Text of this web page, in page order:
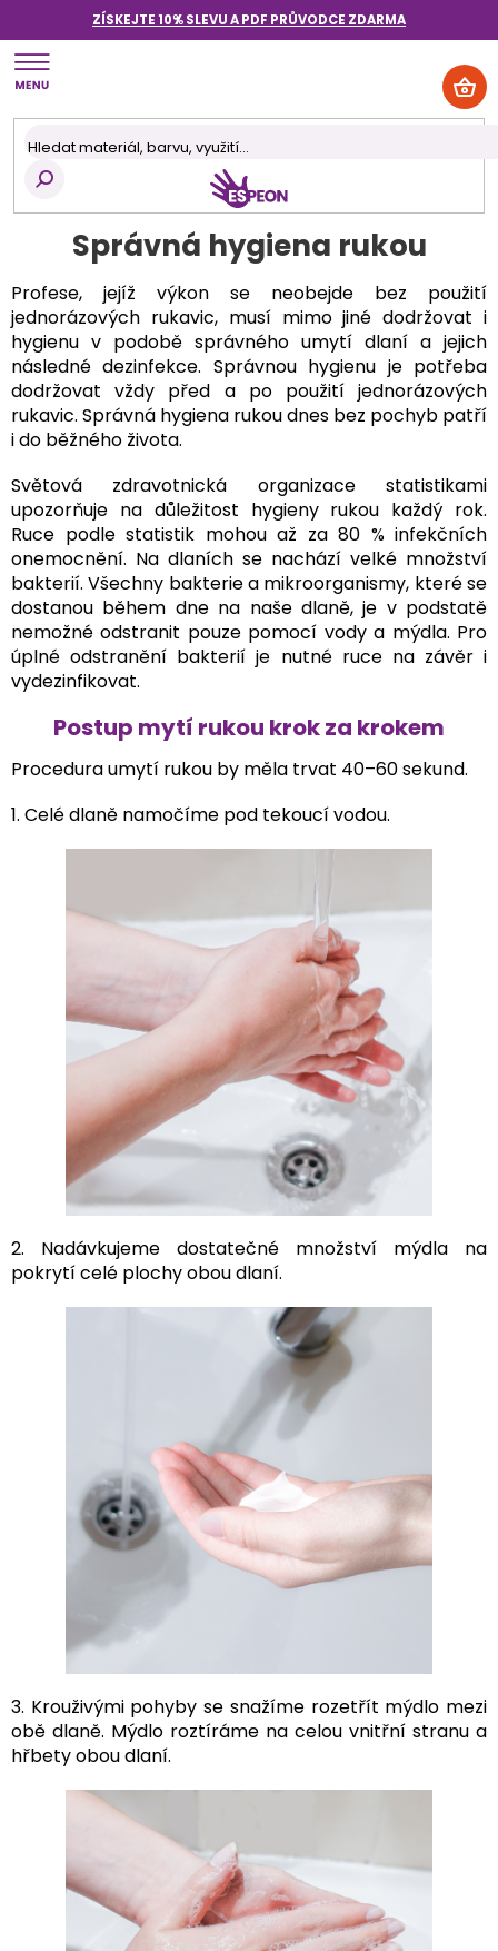
obsah
ZÍSKEJTE 10% SLEVU A PDF PRŮVODCE ZDARMA
Správná hygiena rukou
Profese, jejíž výkon se neobejde bez použití
jednorázových rukavic, musí mimo jiné dodržovat i
hygienu v podobě správného umytí dlaní a jejich
následné dezinfekce. Správnou hygienu je potřeba
dodržovat vždy před a po použití jednorázových
rukavic. Správná hygiena rukou dnes bez pochyb patří
i do běžného života.
Světová zdravotnická organizace statistikami
upozorňuje na důležitost hygieny rukou každý rok.
Ruce podle statistik mohou až za 80 % infekčních
onemocnění. Na dlaních se nachází velké množství
bakterií. Všechny bakterie a mikroorganismy, které se
dostanou během dne na naše dlaně, je v podstatě
nemožné odstranit pouze pomocí vody a mýdla. Pro
úplné odstranění bakterií je nutné ruce na závěr i
vydezinfikovat.
Postup mytí rukou krok za krokem
Procedura umytí rukou by měla trvat 40–60 sekund.
1. Celé dlaně namočíme pod tekoucí vodou.
2. Nadávkujeme dostatečné množství mýdla na
pokrytí celé plochy obou dlaní.
3. Krouživými pohyby se snažíme rozetřít mýdlo mezi
obě dlaně. Mýdlo roztíráme na celou vnitřní stranu a
hřbety obou dlaní.